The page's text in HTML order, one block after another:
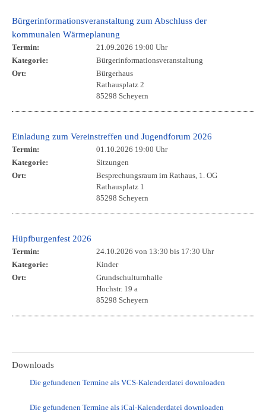
Bürgerinformationsveranstaltung zum Abschluss der
kommunalen Wärmeplanung
Termin:
21.09.2026 19:00 Uhr
Kategorie:
Bürgerinformationsveranstaltung
Ort:
Bürgerhaus
Rathausplatz 2
85298 Scheyern
Einladung zum Vereinstreffen und Jugendforum 2026
Termin:
01.10.2026 19:00 Uhr
Kategorie:
Sitzungen
Ort:
Besprechungsraum im Rathaus, 1. OG
Rathausplatz 1
85298 Scheyern
Hüpfburgenfest 2026
Termin: 24.10.2026 von 13:30 bis 17:30 Uhr
Kategorie:
Kinder
Ort:
Grundschulturnhalle
Hochstr. 19 a
85298 Scheyern
Downloads
Die gefundenen Termine als VCS-Kalenderdatei downloaden
Die gefundenen Termine als iCal-Kalenderdatei downloaden